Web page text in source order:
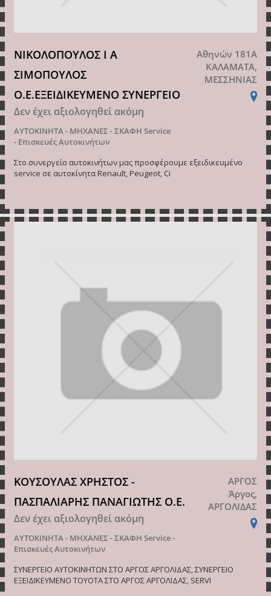
ΝΙΚΟΛΟΠΟΥΛΟΣ Ι Α
ΣΙΜΟΠΟΥΛΟΣ
Ο.Ε.ΕΞΕΙΔΙΚΕΥΜΕΝΟ ΣΥΝΕΡΓΕΙΟ
Δεν έχει αξιολογηθεί ακόμη
ΑΥΤΟΚΙΝΗΤΑ - ΜΗΧΑΝΕΣ - ΣΚΑΦΗ Service
- Επισκευές Αυτοκινήτων
Αθηνών 181Α
ΚΑΛΑΜΑΤΑ,
ΜΕΣΣΗΝΙΑΣ
Στο συνεργείο αυτοκινήτων μας προσφέρουμε εξειδικευμένο
service σε αυτοκίνητα Renault, Peugeot, Ci
ΚΟΥΣΟΥΛΑΣ ΧΡΗΣΤΟΣ -
ΠΑΣΠΑΛΙΑΡΗΣ ΠΑΝΑΓΙΩΤΗΣ Ο.Ε.
Δεν έχει αξιολογηθεί ακόμη
ΑΥΤΟΚΙΝΗΤΑ - ΜΗΧΑΝΕΣ - ΣΚΑΦΗ Service -
Επισκευές Αυτοκινήτων
ΑΡΓΟΣ
Άργος,
ΑΡΓΟΛΙΔΑΣ
ΣΥΝΕΡΓΕΙΟ ΑΥΤΟΚΙΝΗΤΩΝ ΣΤΟ ΑΡΓΟΣ ΑΡΓΟΛΙΔΑΣ, ΣΥΝΕΡΓΕΙΟ
ΕΞΕΙΔΙΚΕΥΜΕΝΟ ΤΟΥΟΤΑ ΣΤΟ ΑΡΓΟΣ ΑΡΓΟΛΙΔΑΣ, SERVI